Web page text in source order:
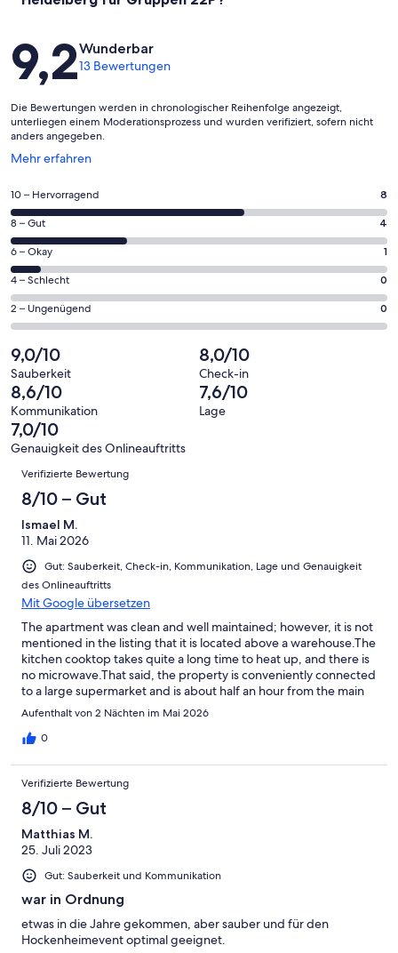
Bewertungen
9,2Wunderbar
13 Bewertungen
Die Bewertungen werden in chronologischer Reihenfolge angezeigt,
unterliegen einem Moderationsprozess und wurden verifiziert, sofern nicht
anders angegeben.
Mehr erfahren
Wird
einem
Fenster
geöffnet
8
von
insgesamt
13
Gästebewertungen
haben
eine
Bewertung
von
10
-
Hervorragend
10 – Hervorragend 8
4
von
insgesamt
13
Gästebewertungen
haben
eine
Bewertung
von
8
-
Gut
8 – Gut 4
1
von
insgesamt
13
Gästebewertungen
haben
eine
Bewertung
von
6
-
Okay
6 – Okay 1
0
von
insgesamt
Gästebewertungen
haben
eine
Bewertung
von
4
4 – Schlecht 0
0
von
insgesamt
13
Gästebewertungen
haben
eine
Bewertung
von
2 – Ungenügend 0
9,0/10
Sauberkeit
8,0/10
Check-in
8,6/10
Kommunikation
7,6/10
Lage
7,0/10
Genauigkeit des Onlineauftritts
Bewertungen
Verifizierte Bewertung
8/10 – Gut
Ismael M.
11. Mai 2026
Gut: Sauberkeit, Check-in, Kommunikation, Lage und Genauigkeit
des Onlineauftritts
Mit Google übersetzen
The apartment was clean and well maintained; however, it is not
mentioned in the listing that it is located above a warehouse.The
kitchen cooktop takes quite a long time to heat up, and there is
no microwave.That said, the property is conveniently connected
to a large supermarket and is about half an hour from the main
tourist attractions.Thank you very much.
Aufenthalt von 2 Nächten im Mai 2026
0
Verifizierte Bewertung
8/10 – Gut
Matthias M.
25. Juli 2023
Gut: Sauberkeit und Kommunikation
war in Ordnung
etwas in die Jahre gekommen, aber sauber und für den
Hockenheimevent optimal geeignet.